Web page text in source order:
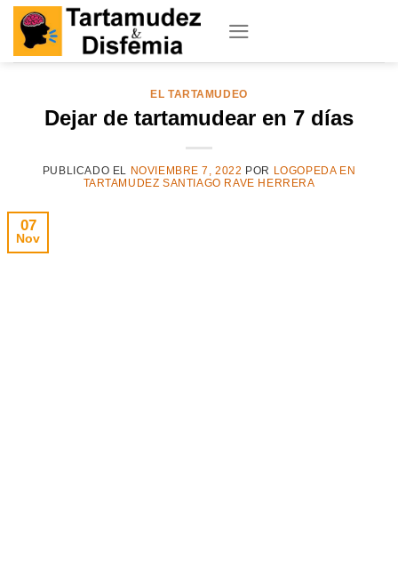
Skip
content
EL TARTAMUDEO
Dejar de tartamudear en 7 días
PUBLICADO EL NOVIEMBRE 7, 2022 POR LOGOPEDA EN
TARTAMUDEZ SANTIAGO RAVE HERRERA
07
Nov